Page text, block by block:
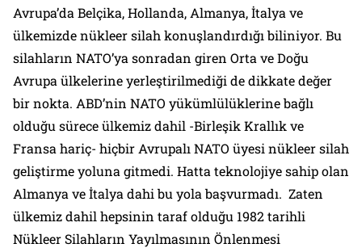
Avrupa’da Belçika, Hollanda, Almanya, İtalya ve
ülkemizde nükleer silah konuşlandırdığı biliniyor. Bu
silahların NATO’ya sonradan giren Orta ve Doğu
Avrupa ülkelerine yerleştirilmediği de dikkate değer
bir nokta. ABD’nin NATO yükümlülüklerine bağlı
olduğu sürece ülkemiz dahil -Birleşik Krallık ve
Fransa hariç- hiçbir Avrupalı NATO üyesi nükleer silah
geliştirme yoluna gitmedi. Hatta teknolojiye sahip olan
Almanya ve İtalya dahi bu yola başvurmadı. Zaten
ülkemiz dahil hepsinin taraf olduğu 1982 tarihli
Nükleer Silahların Yayılmasının Önlenmesi